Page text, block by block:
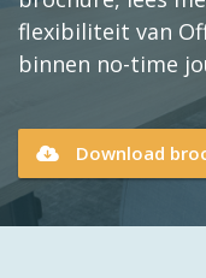
flexibiliteit van
binnen no-time
Download